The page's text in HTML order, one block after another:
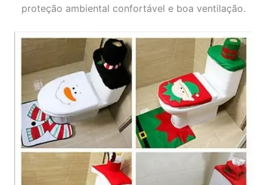
proteção ambiental confortável e boa ventilação.